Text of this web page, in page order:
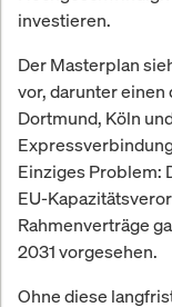
investieren.
Der Masterplan
vor, darunter
Dortmund, Köln
Einziges Problem:
EU-
Rahmenverträge
2031 vorgesehen.
Ohne diese